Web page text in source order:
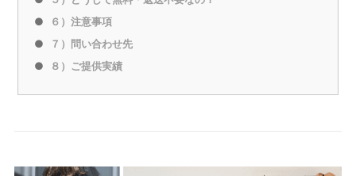
６）注意事項
７）問い合わせ先
８）ご提供実績